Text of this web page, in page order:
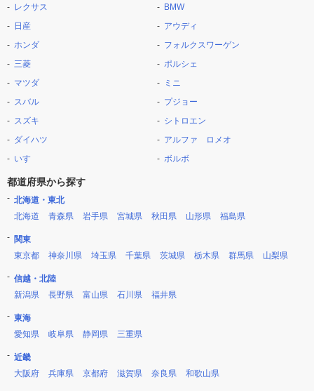
レクサス
日産
ホンダ
三菱
マツダ
スバル
スズキ
ダイハツ
いすゞ
BMW
アウディ
フォルクスワーゲン
ポルシェ
ミニ
プジョー
シトロエン
アルファ ロメオ
ボルボ
都道府県から探す
北海道・東北
北海道
青森県 岩手県 宮城県 秋田県 山形県 福島県
関東
東京都
神奈川県 埼玉県 千葉県 茨城県 栃木県 群馬県 山梨県
信越・北陸
新潟県
長野県 富山県 石川県 福井県
東海
愛知県
岐阜県 静岡県 三重県
近畿
大阪府
兵庫県 京都府 滋賀県 奈良県 和歌山県